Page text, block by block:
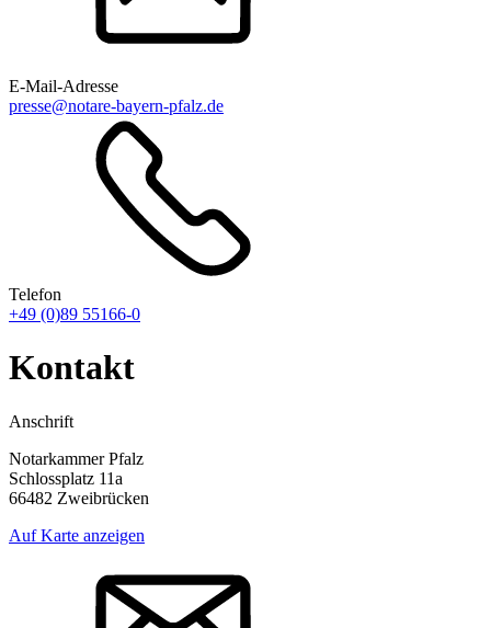
E-Mail-Adresse
presse@notare-bayern-pfalz.de
Telefon
+49 (0)89 55166-0
Kontakt
Anschrift
Notarkammer Pfalz
Schlossplatz 11a
66482 Zweibrücken
Auf Karte anzeigen